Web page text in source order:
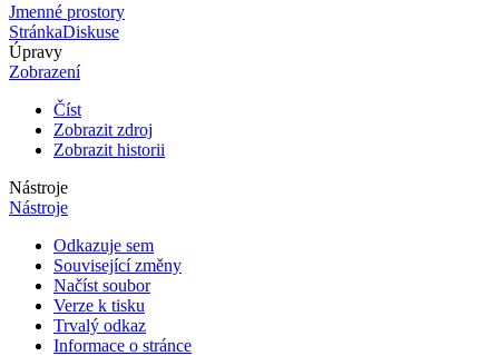
Jmenné prostory
StránkaDiskuse
Úpravy
Zobrazení
Číst
Zobrazit zdroj
Zobrazit historii
Nástroje
Nástroje
Odkazuje sem
Související změny
Načíst soubor
Verze k tisku
Trvalý odkaz
Informace o stránce